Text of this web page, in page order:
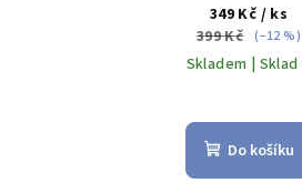
349 Kč / ks
399 Kč (–12 %)
Skladem | Sklad
produktu
Do košíku